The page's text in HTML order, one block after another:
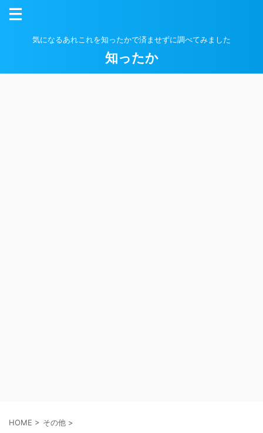
気になるあれこれを知ったかで済ませずに調べてみました
知ったか
HOME > その他 >